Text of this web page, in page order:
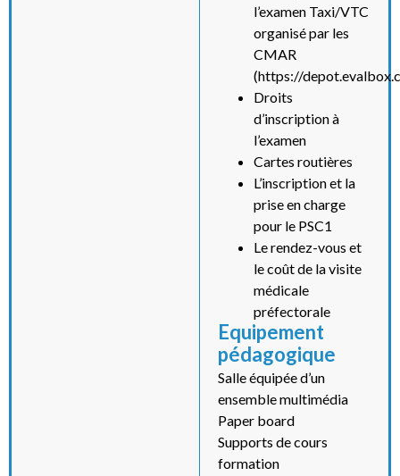
l’examen Taxi/VTC
organisé par les
CMAR
(https://
Droits
d’inscription à
l’examen
Cartes routières
L’inscription et la
prise en charge
pour le PSC1
Le rendez-vous et
le coût de la visite
médicale
préfectorale
Equipement
pédagogique
Salle équipée d’un
ensemble multimédia
Paper board
Supports de cours
formation